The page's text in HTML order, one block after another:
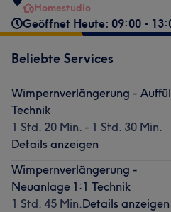
Homestudio
Geöffnet Heute: 09:00 -
Beliebte Services
Wimpernverlängerung -
Technik
1 Std. 20 Min. - 1 Std. 30 Min.
Details anzeigen
Wimpernverlängerung -
Neuanlage 1:1 Technik
1 Std. 45 Min.Details anzeigen